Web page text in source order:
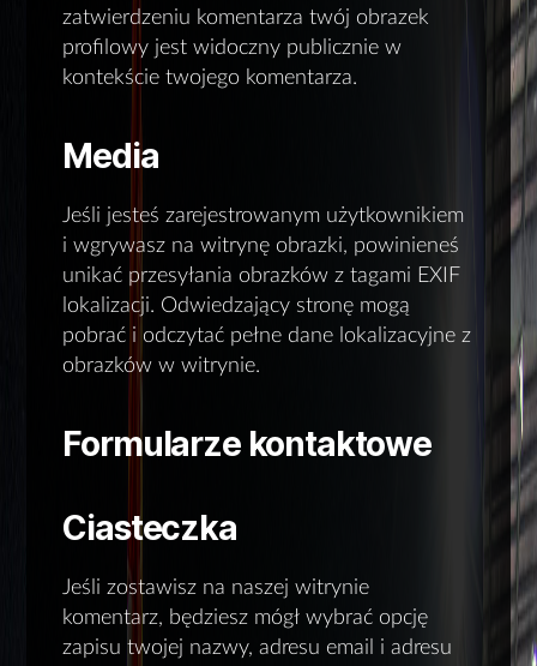
zatwierdzeniu komentarza twój obrazek
profilowy jest widoczny publicznie w
kontekście twojego komentarza.
Media
Jeśli jesteś zarejestrowanym użytkownikiem
i wgrywasz na witrynę obrazki, powinieneś
unikać przesyłania obrazków z tagami EXIF
lokalizacji. Odwiedzający stronę mogą
pobrać i odczytać pełne dane lokalizacyjne z
obrazków w witrynie.
Formularze kontaktowe
Ciasteczka
Jeśli zostawisz na naszej witrynie
komentarz, będziesz mógł wybrać opcję
zapisu twojej nazwy, adresu email i adresu